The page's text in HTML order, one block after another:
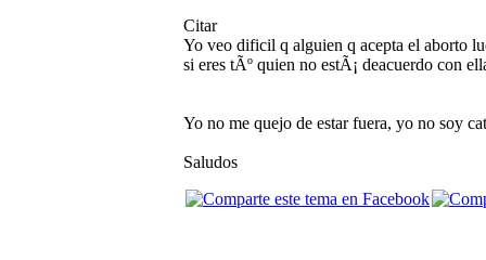
Citar
Yo veo dificil q alguien q acepta el aborto
si eres tÃº quien no estÃ¡ deacuerdo con
Yo no me quejo de estar fuera, yo no soy
Saludos